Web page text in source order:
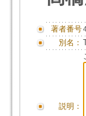
著者番号
別名：
説明：